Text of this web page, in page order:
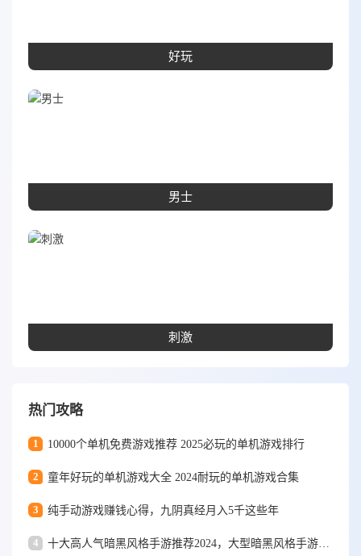
好玩
男士
刺激
热门攻略
1 10000个单机免费游戏推荐 2025必玩的单机游戏排行
2 童年好玩的单机游戏大全 2024耐玩的单机游戏合集
3 纯手动游戏赚钱心得，九阴真经月入5千这些年
4